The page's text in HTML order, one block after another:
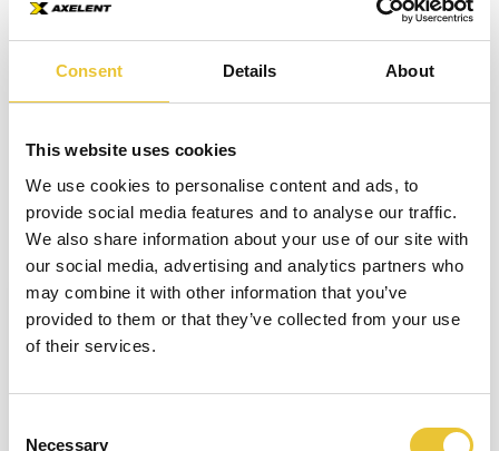
Consent Details About
This website uses cookies
We use cookies to personalise content and ads, to
provide social media features and to analyse our traffic.
We also share information about your use of our site with
our social media, advertising and analytics partners who
may combine it with other information that you’ve
provided to them or that they’ve collected from your use
of their services.
Necessary
som vi hoppas
kunna dela med oss
denna bok.
på när man
investerar i
maskinskydd
DELA LYSSNA
Välkommen till Safety Book
Den här boken kommer att hjälpa dig att snabba
ditt namn för att komma igång!